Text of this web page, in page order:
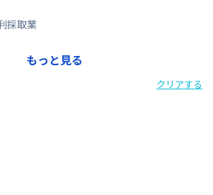
採取業
水道業
もっと見る
クリアする